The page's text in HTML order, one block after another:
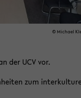
© Mi­cha­el
der UCV vor.
zum